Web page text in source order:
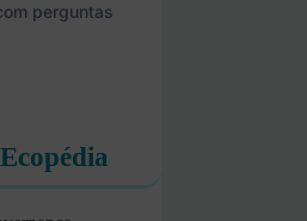
perguntas